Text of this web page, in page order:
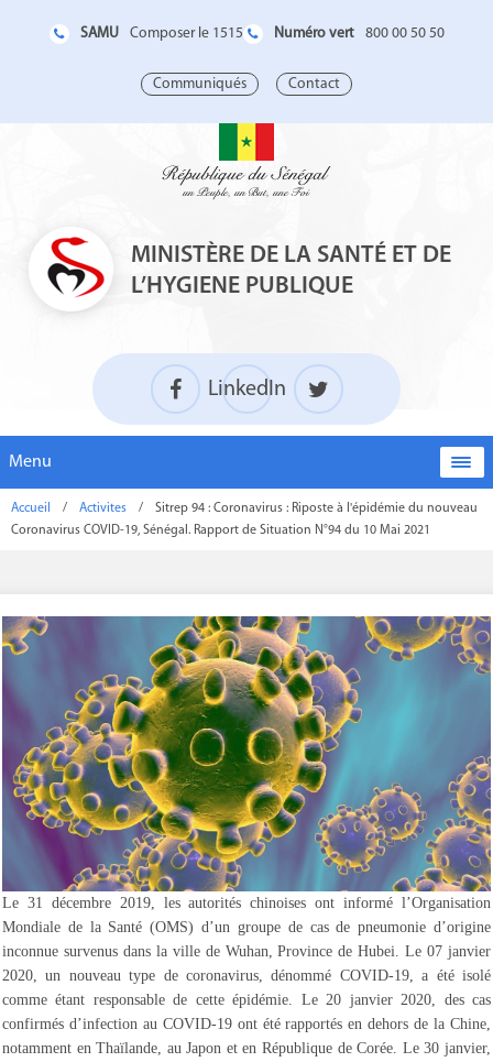
SAMU Composer le 1515 Numéro vert 800 00 50 50
Communiqués Contact
MINISTÈRE DE LA SANTÉ ET DE
L’HYGIENE PUBLIQUE
LinkedIn
Menu
Accueil / Activites /
Sitrep 94 : Coronavirus : Riposte à l'épidémie du nouveau
Coronavirus COVID-19, Sénégal. Rapport de Situation N°94 du 10 Mai 2021
Le 31 décembre 2019, les autorités chinoises ont informé l’Organisation
Mondiale de la Santé (OMS) d’un groupe de cas de pneumonie d’origine
inconnue survenus dans la ville de Wuhan, Province de Hubei. Le 07 janvier
2020, un nouveau type de coronavirus, dénommé COVID-19, a été isolé
comme étant responsable de cette épidémie. Le 20 janvier 2020, des cas
confirmés d’infection au COVID-19 ont été rapportés en dehors de la Chine,
notamment en Thaïlande, au Japon et en République de Corée. Le 30 janvier,